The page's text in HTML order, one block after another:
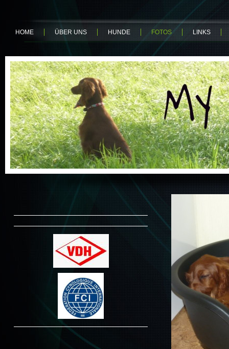
HOME ÜBER UNS HUNDE FOTOS LINKS